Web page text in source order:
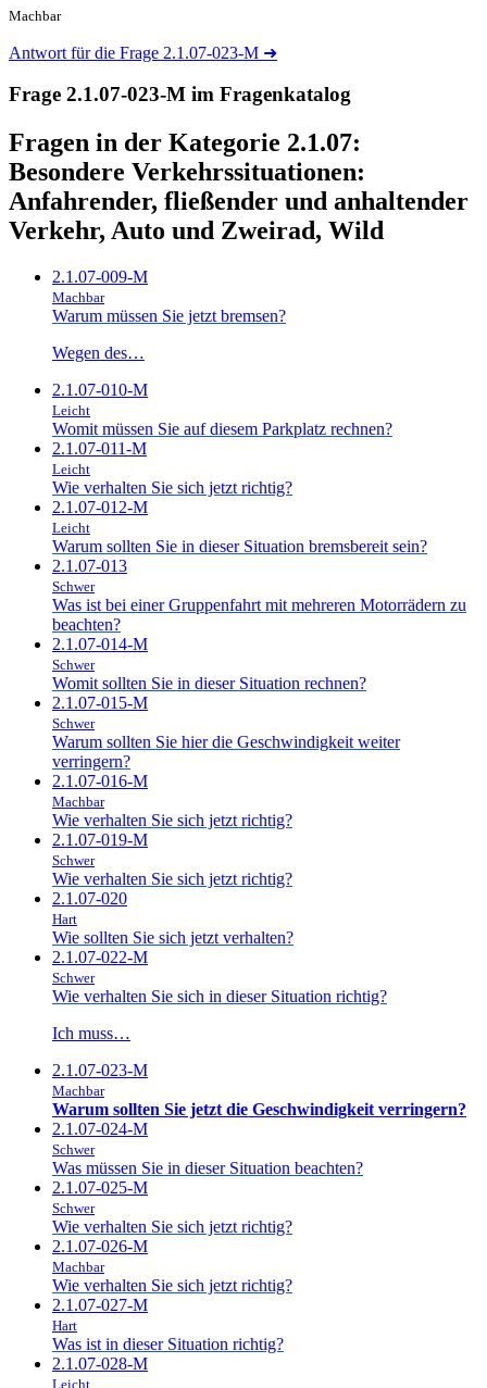
Machbar
Antwort für die Frage 2.1.07-023-M ➜
Frage 2.1.07-023-M im Fragenkatalog
Fragen in der Kategorie 2.1.07:
Besondere Verkehrssituationen:
Anfahrender, fließender und anhaltender
Verkehr, Auto und Zweirad, Wild
2.1.07-009-M
Machbar
Warum müssen Sie jetzt bremsen?
Wegen des…
2.1.07-010-M
Leicht
Womit müssen Sie auf diesem Parkplatz rechnen?
2.1.07-011-M
Leicht
Wie verhalten Sie sich jetzt richtig?
2.1.07-012-M
Leicht
Warum sollten Sie in dieser Situation bremsbereit sein?
2.1.07-013
Schwer
Was ist bei einer Gruppenfahrt mit mehreren Motorrädern zu
beachten?
2.1.07-014-M
Schwer
Womit sollten Sie in dieser Situation rechnen?
2.1.07-015-M
Schwer
Warum sollten Sie hier die Geschwindigkeit weiter
verringern?
2.1.07-016-M
Machbar
Wie verhalten Sie sich jetzt richtig?
2.1.07-019-M
Schwer
Wie verhalten Sie sich jetzt richtig?
2.1.07-020
Hart
Wie sollten Sie sich jetzt verhalten?
2.1.07-022-M
Schwer
Wie verhalten Sie sich in dieser Situation richtig?
Ich muss…
2.1.07-023-M
Machbar
Warum sollten Sie jetzt die Geschwindigkeit verringern?
2.1.07-024-M
Schwer
Was müssen Sie in dieser Situation beachten?
2.1.07-025-M
Schwer
Wie verhalten Sie sich jetzt richtig?
2.1.07-026-M
Machbar
Wie verhalten Sie sich jetzt richtig?
2.1.07-027-M
Hart
Was ist in dieser Situation richtig?
2.1.07-028-M
Leicht